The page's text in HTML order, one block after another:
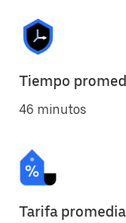
Tiempo
46 minutos
Tarifa